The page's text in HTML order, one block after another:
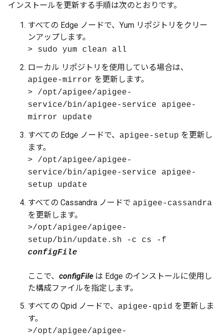
インストールを更新する手順は次のとおりです。
すべての Edge ノードで、Yum リポジトリをクリー
ンアップします。
> sudo yum clean all
ローカル リポジトリを使用している場合は、
apigee-mirror を更新します。
> /opt/apigee/apigee-
service/bin/apigee-service apigee-
mirror update
すべての Edge ノードで、 apigee-setup を更新し
ます。
> /opt/apigee/apigee-
service/bin/apigee-service apigee-
setup update
すべての Cassandra ノードで apigee-cassandra
を更新します。
>/opt/apigee/apigee-
setup/bin/update.sh -c cs -f
configFile
ここで、 configFile は Edge のインストールに使用し
た構成ファイルを指定します。
すべての Qpid ノードで、 apigee-qpid を更新しま
す。
>/opt/apigee/apigee-